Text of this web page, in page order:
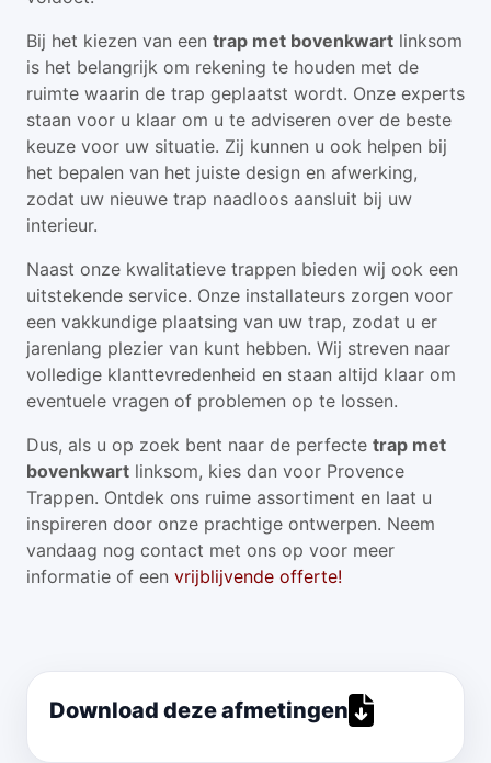
Bij het kiezen van een trap met bovenkwart linksom
is het belangrijk om rekening te houden met de
ruimte waarin de trap geplaatst wordt. Onze experts
staan voor u klaar om u te adviseren over de beste
keuze voor uw situatie. Zij kunnen u ook helpen bij
het bepalen van het juiste design en afwerking,
zodat uw nieuwe trap naadloos aansluit bij uw
interieur.
Naast onze kwalitatieve trappen bieden wij ook een
uitstekende service. Onze installateurs zorgen voor
een vakkundige plaatsing van uw trap, zodat u er
jarenlang plezier van kunt hebben. Wij streven naar
volledige klanttevredenheid en staan altijd klaar om
eventuele vragen of problemen op te lossen.
Dus, als u op zoek bent naar de perfecte trap met
bovenkwart linksom, kies dan voor Provence
Trappen. Ontdek ons ruime assortiment en laat u
inspireren door onze prachtige ontwerpen. Neem
vandaag nog contact met ons op voor meer
informatie of een vrijblijvende offerte!
Download deze afmetingen